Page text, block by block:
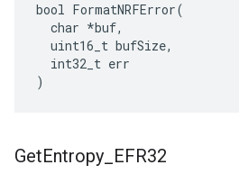
bool FormatNRFError(
  char *buf,
  uint16_t bufSize,
  int32_t err
)
GetEntropy EFR32